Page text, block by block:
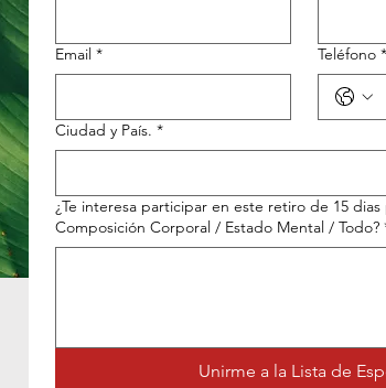
Email * Teléfono *
Ciudad y País. *
¿Te interesa participar en este retiro de 15
Composición Corporal / Estado Mental / Todo?
Unirme a la Lista de